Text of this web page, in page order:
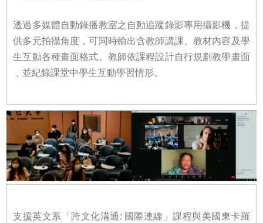
透過多媒體自動錄播教室之自動追蹤錄影專用攝影機，提
供多元拍攝角度，可同時輸出含教師講課、教材內容及學
生互動各種畫面格式。教師依課程設計自行規劃教學畫面
﹑並紀錄課堂中學生互動學習情形。
支援英文系「跨文化溝通: 國際連線」課程與美國東卡羅